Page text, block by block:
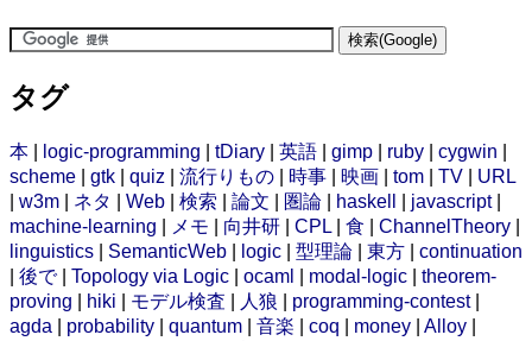
タグ
本 logic-programming tDiary 英語 gimp ruby cygwin
scheme
gtk quiz 流行りもの 時事 映画 tom TV
URL
w3m ネタ Web 検索 論文 圏論 haskell javascript|
machine-learning
メモ 向井研 CPL 食 ChannelTheory
linguistics
SemanticWeb logic 型理論 東方
continuation
後で| Topology via Logic ocaml modal-logic
theorem-
proving
hiki モデル検査 人狼 programming-contest|
agda
probability quantum 音楽 coq money Alloy